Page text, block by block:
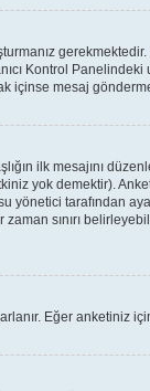
Kontrol
içinse mesaj
ilk mesajını
yok demektir).
tarafından
sınırı
Eğer anketiniz